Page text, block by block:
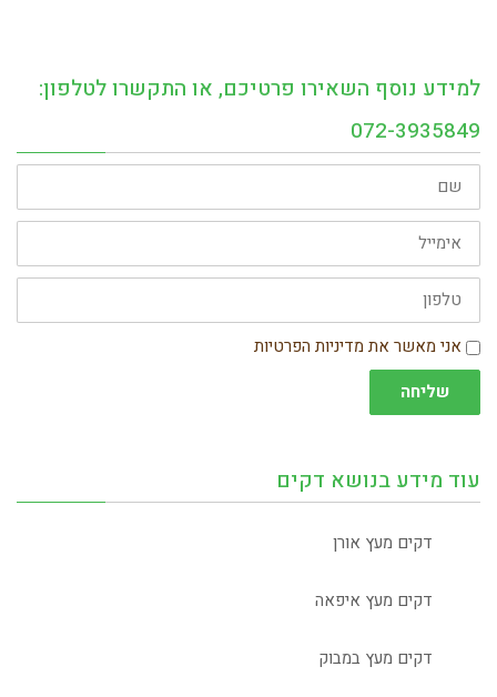
למידע נוסף השאירו פרטיכם, או התקשרו לטלפון:
072-3935849
שם
אימייל
טלפון
הסכמה
אני מאשר את מדיניות הפרטיות
שליחה
עוד מידע בנושא דקים
דקים מעץ אורן
דקים מעץ איפאה
דקים מעץ במבוק